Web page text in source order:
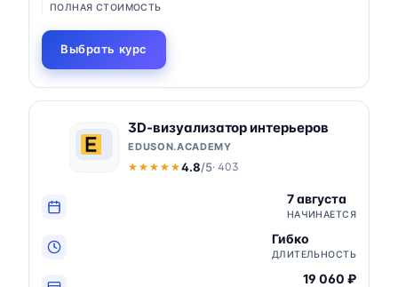
ПОЛНАЯ СТОИМОСТЬ
Выбрать курс
3D-визуализатор интерьеров
EDUSON.ACADEMY
★★★★★
★★★★★4.8/5· 403
7 августа
НАЧИНАЕТСЯ
Гибко
ДЛИТЕЛЬНОСТЬ
19 060 ₽